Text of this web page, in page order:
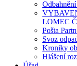
LOMEC
Pošta
Svoz
Kroniky
Hlášení